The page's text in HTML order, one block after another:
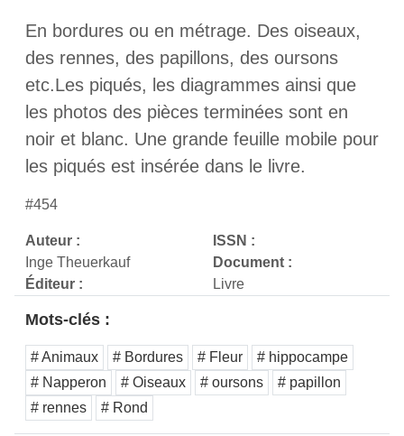
En bordures ou en métrage. Des oiseaux,
des rennes, des papillons, des oursons
etc.Les piqués, les diagrammes ainsi que
les photos des pièces terminées sont en
noir et blanc. Une grande feuille mobile pour
les piqués est insérée dans le livre.
#454
Auteur :
Inge Theuerkauf
Éditeur :
ISSN :
Document :
Livre
Mots-clés :
# Animaux # Bordures # Fleur
# hippocampe
# Napperon
# Oiseaux # oursons
# papillon
# rennes
# Rond